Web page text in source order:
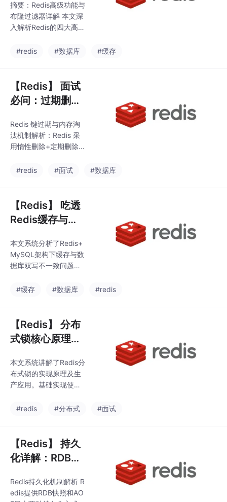
ash、Set、ZSet）和特
殊类型（Bitmap、Hyp
erLogLog、Geospatia
功能，适用于缓存、分
解析
摘要：Redis高级功能与
布隆过滤器详解 本文深
入解析Redis的四大高级
（基数统计，低内存高
效）、Geo（地理位置
服务，基于ZSet）和Str
eam（专业消息队列，
解布隆过滤器的原理与
应用，特别强调其在解
决缓存穿透问题中的作
与HyperLogLog的核心
#redis #数据库 #缓存
【Redis】 面试
必问：过期删
略、LRU 与主从
过期同步
Redis 键过期与内存淘
汰机制解析：Redis 采
用惰性删除+定期删除
兼顾性能与内存管理。
RU/LFU、仅过期键淘汰
等，常用allkeys-lru。
其LRU实现采用近似算
采样），平衡精度与性
能。需注意：过期键未
删除前仍占内存；主从
除过期键，从节点被动
#redis #面试 #数据库
【Redis】 吃透
Redis缓存与数
｜4大策略+延时
双删+Canal强一
刷）
本文系统分析了Redis+
MySQL架构下缓存与数
据库双写不一致问题，
出选型建议：1）先更新
库再删除缓存（主流方
案）；3）先删除缓存
再更新数据库（高并发
nlog的Canal方案（强
一致性首选）。重点讲
解了延时双删策略和Ca
理，针对不同业务场景
#缓存 #数据库 #redis
【Redis】 分布
式锁核心原理与
sson看门狗+可
重入+主从问
本文系统讲解了Redis分
布式锁的实现原理及生
产应用。基础实现使用
斥性，配合唯一标识和L
了Redisson看门狗机制
的自动续约方案。分析
了主从架构下锁失效问
dLock和业务折中方
案。最后解析了可重入
#redis #分布式 #面试
【Redis】 持久
化详解：RDB、
化与宕机数据恢
Redis持久化机制解析 R
edis提供RDB快照和AO